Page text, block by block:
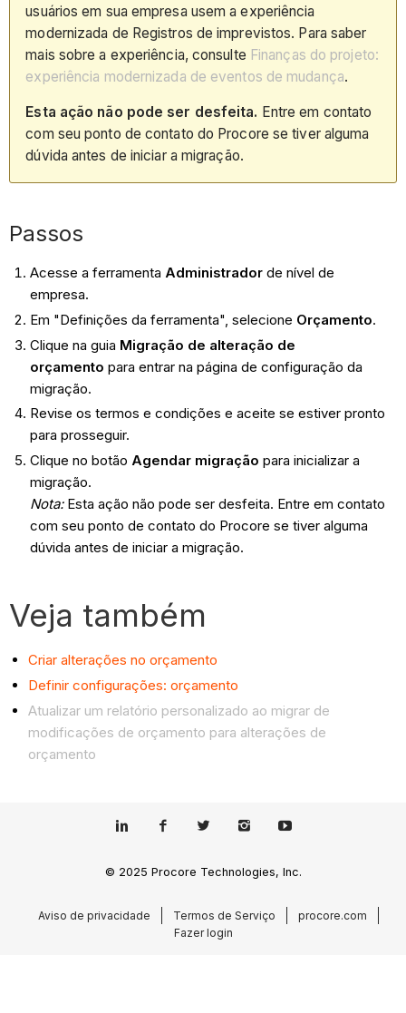
usuários em sua empresa usem a experiência
modernizada de Registros de imprevistos. Para saber
mais sobre a experiência, consulte Finanças do projeto:
experiência modernizada de eventos de mudança.
Esta ação não pode ser desfeita. Entre em contato
com seu ponto de contato do Procore se tiver alguma
dúvida antes de iniciar a migração.
Passos
Acesse a ferramenta Administradorde nível de
empresa.
Em "Definições da ferramenta", selecione Orçamento.
Clique na guia Migração de alteração de
orçamento para entrar na página de configuração da
migração.
Revise os termos e condições e aceite se estiver pronto
para prosseguir.
Clique no botão Agendar migração para inicializar a
migração.
Nota: Esta ação não pode ser desfeita. Entre em contato
com seu ponto de contato do Procore se tiver alguma
dúvida antes de iniciar a migração.
Veja também
Criar alterações no orçamento
Definir configurações: orçamento
Atualizar um relatório personalizado ao migrar de
modificações de orçamento para alterações de
orçamento
© 2025 Procore Technologies, Inc.
Aviso de privacidade Termos de Serviço
procore.com
Fazer login